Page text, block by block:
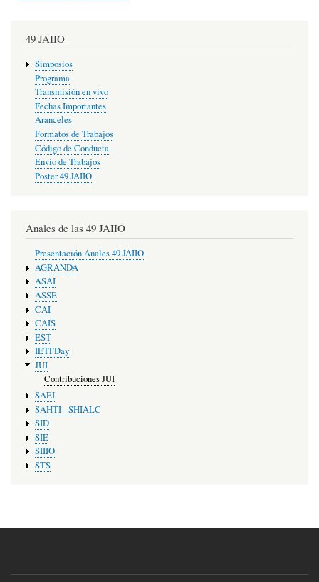
49 JAIIO
Simposios
Programa
Transmisión en vivo
Fechas Importantes
Aranceles
Formatos de Trabajos
Código de Conducta
Envío de Trabajos
Poster 49 JAIIO
Anales de las 49 JAIIO
Presentación Anales 49 JAIIO
AGRANDA
ASAI
ASSE
CAI
CAIS
EST
IETFDay
JUI
Contribuciones JUI
SAEI
SAHTI - SHIALC
SID
SIE
SIIIO
STS